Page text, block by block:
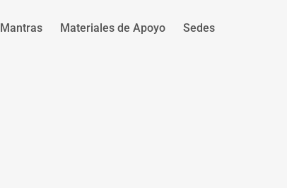
Mantras Materiales de Apoyo Sedes